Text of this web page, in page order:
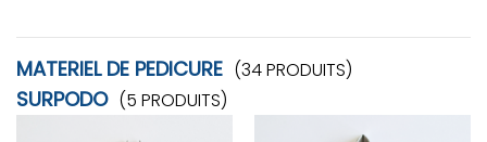
MATERIEL DE PEDICURE (34 PRODUITS)
SURPODO (5 PRODUITS)